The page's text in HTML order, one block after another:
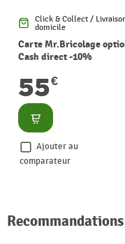
Click & Collect /
domicile
Carte Mr.Bricolage
Cash direct -10%
55€
Consulter
Ajouter au
comparateur
Recommandations